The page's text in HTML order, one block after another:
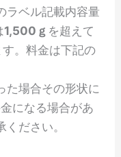
ラベル記載内容量
1,500ｇ を超えて
。料金は下記の
た場合その形状に
になる場合があ
ださい。